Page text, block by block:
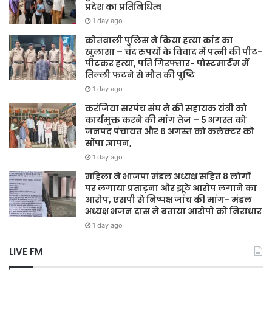
प्रदेश का प्रतिनिधित्व
1 day ago
कोतवाली पुलिस ने किया हत्या कांड का
खुलासा – चंद रुपयों के विवाद में पत्नी की पीट-
पीटकर हत्या, पति गिरफ्तार- पोस्टमार्टम में
तिल्ली फटने से मौत की पुष्टि
1 day ago
करंजिया सरपंच संघ ने की सहायक यंत्री को
कार्यमुक्त करने की मांग तेज – 5 अगस्त को
जनपद पंचायत और 6 अगस्त को कलेक्टर को
सौंपा ज्ञापन,
1 day ago
महिला ने भाजपा मंडल अध्यक्ष सहित 8 लोगों
पर लगाया प्रताड़ना और झूठे आरोप लगाने का
आरोप, एसपी से निष्पक्ष जांच की मांग- मंडल
अध्यक्ष भजन दास ने बताया आरोपो को निराधार
1 day ago
LIVE FM